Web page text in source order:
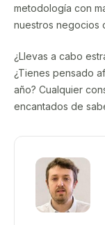
metodología con
nuestros negocios
¿Llevas a cabo
¿Tienes pensado
año? Cualquier
encantados de